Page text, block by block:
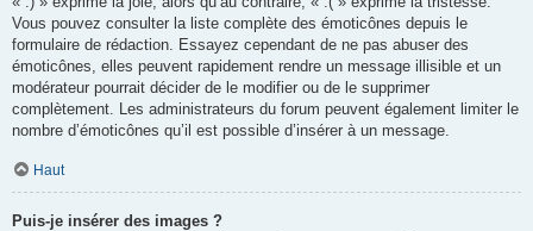
Vous pouvez consulter la liste complète des émoticônes depuis le
formulaire de rédaction. Essayez cependant de ne pas abuser des
émoticônes, elles peuvent rapidement rendre un message illisible et un
modérateur pourrait décider de le modifier ou de le supprimer
complètement. Les administrateurs du forum peuvent également limiter le
nombre d’émoticônes qu’il est possible d’insérer à un message.
Haut
Puis-je insérer des images ?